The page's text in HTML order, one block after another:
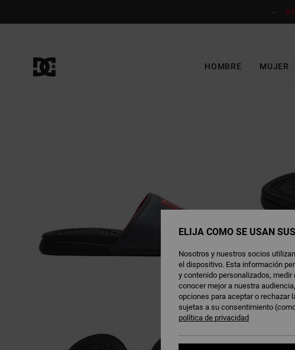
HOMBRE MUJER
ELIJA CÓMO SE USAN
Nosotros y nuestros socios
el dispositivo. Esta información
y contenido personalizados,
conocer mejor a nuestra
opciones para aceptar o rechazar
sujetas a su consentimiento
política de privacidad